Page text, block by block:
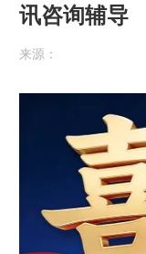
讯咨询辅导
来源：